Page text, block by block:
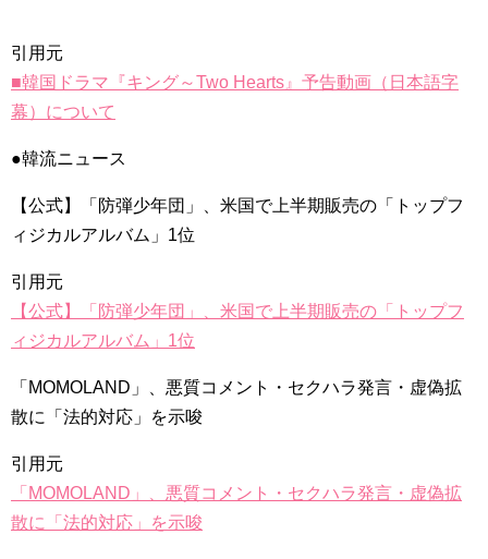
引用元
■韓国ドラマ『キング～Two Hearts』予告動画（日本語字
幕）について
●韓流ニュース
【公式】「防弾少年団」、米国で上半期販売の「トップフ
ィジカルアルバム」1位
引用元
【公式】「防弾少年団」、米国で上半期販売の「トップフ
ィジカルアルバム」1位
「MOMOLAND」、悪質コメント・セクハラ発言・虚偽拡
散に「法的対応」を示唆
引用元
「MOMOLAND」、悪質コメント・セクハラ発言・虚偽拡
散に「法的対応」を示唆